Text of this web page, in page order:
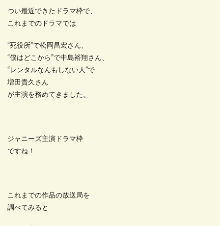
つい最近できたドラマ枠で、
これまでのドラマでは
“死役所”で松岡昌宏さん、
“僕はどこから”で中島裕翔さん、
“レンタルなんもしない人”で
増田貴久さん
が主演を務めてきました。
ジャニーズ主演ドラマ枠
ですね！
これまでの作品の放送局を
調べてみると